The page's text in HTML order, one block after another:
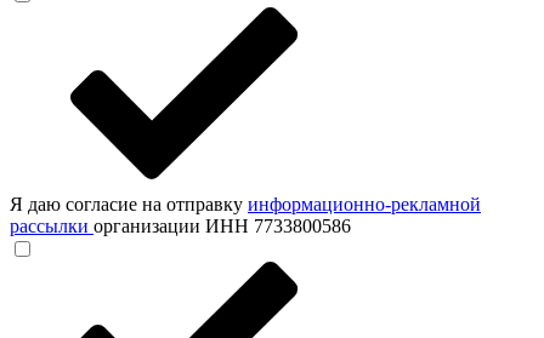
Я даю согласие на отправку информационно-рекламной
рассылки организации ИНН 7733800586